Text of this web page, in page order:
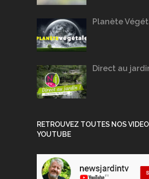
Planète
Direct au
RETROUVEZ TOUTES NOS
YOUTUBE